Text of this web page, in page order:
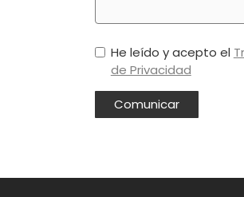
He leído y acepto el
de Privacidad